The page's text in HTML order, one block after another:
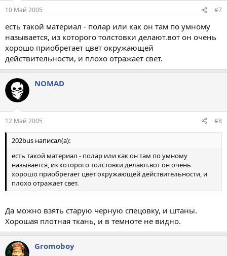
10 Май 2005 #7
есть такой материал - полар или как он там по умному
называется, из которого толстовки делают.вот он очень
хорошо приобретает цвет окружающей
действительности, и плохо отражает свет.
NOMAD
12 Май 2005 #8
202bus написал(а):
есть такой материал - полар или как он там по умному
называется, из которого толстовки делают.вот он очень
хорошо приобретает цвет окружающей действительности, и
плохо отражает свет.
Да можно взять старую черную спецовку, и штаны.
Хорошая плотная ткань, и в темноте не видно.
Gromoboy